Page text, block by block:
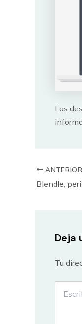
Los
ANTERIOR
Blendle,
Deja
Tu
aquí...